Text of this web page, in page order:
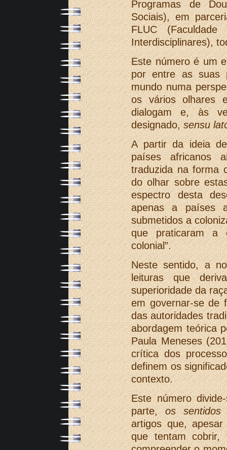
Programas de
Sociais), em
FLUC
Interdisciplinares),
Este número é um
por entre as suas
mundo numa
os vários olhares
dialogam e, às
designado,sensu
A partir da ideia
países africanos
traduzida na forma
do olhar sobre
espectro desta
apenas a países
submetidos a
que praticaram a
colonial”.
Neste sentido, a
leituras que
superioridade da
em governar-se de
das autoridades
abordagem teórica
Paula Meneses
crítica dos
definem os
contexto.
Este número
parte,os sentidos
artigos que,
que tentam cobrir,